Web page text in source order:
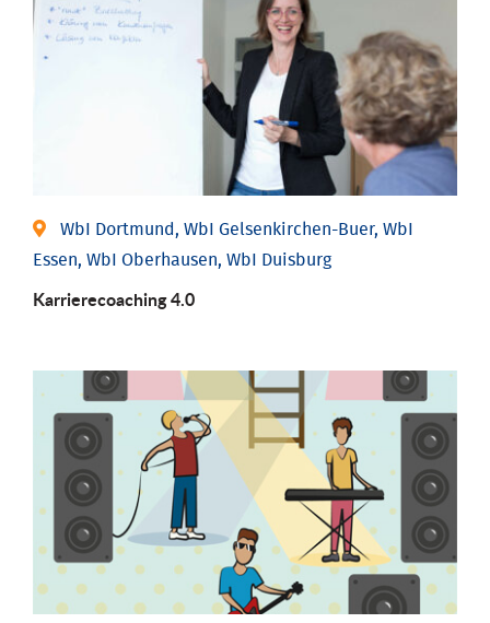
WbI Dortmund, WbI Gelsenkirchen-Buer, WbI
Essen, WbI Oberhausen, WbI Duisburg
Karriere­coaching 4.0